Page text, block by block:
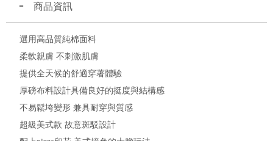
商品資訊
選用高品質純棉面料
柔軟親膚 不刺激肌膚
提供全天候的舒適穿著體驗
厚磅布料設計具備良好的挺度與結構感
不易鬆垮變形 兼具耐穿與質感
超級美式款 故意斑駁設計